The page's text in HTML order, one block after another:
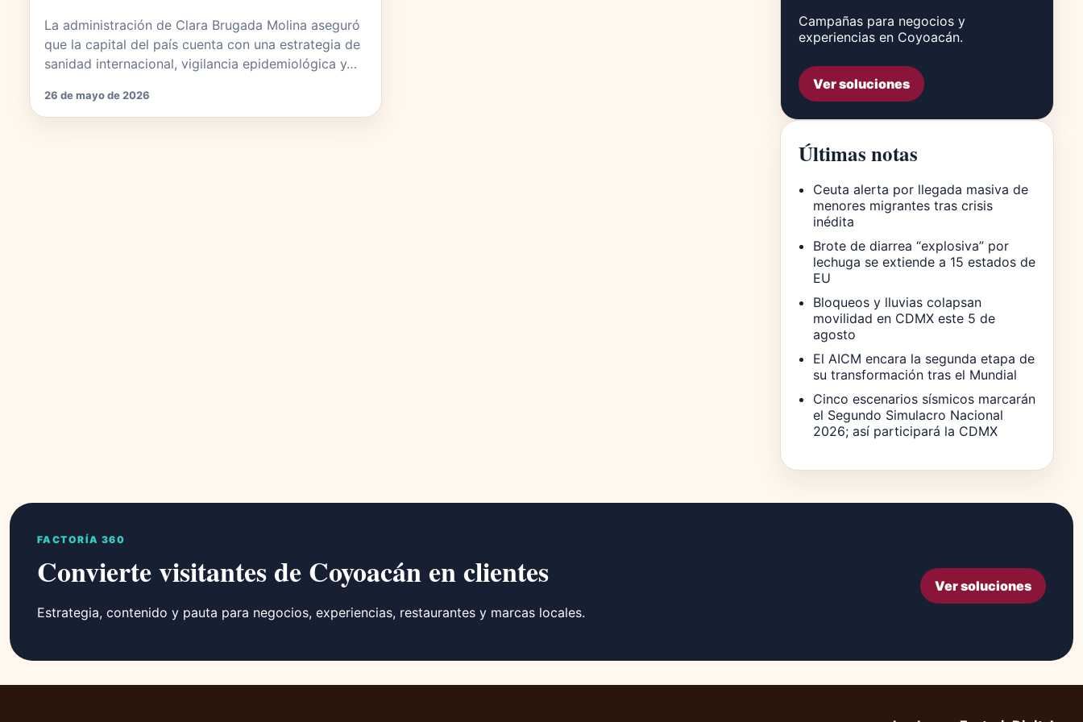
La administración de Clara Brugada Molina aseguró
que la capital del país cuenta con una estrategia de
sanidad internacional, vigilancia epidemiológica y…
26 de mayo de 2026
Campañas para negocios y
experiencias en Coyoacán.
Ver soluciones
Últimas notas
Ceuta alerta por llegada masiva de
menores migrantes tras crisis
inédita
Brote de diarrea “explosiva” por
lechuga se extiende a 15 estados de
EU
Bloqueos y lluvias colapsan
movilidad en CDMX este 5 de
agosto
El AICM encara la segunda etapa de
su transformación tras el Mundial
Cinco escenarios sísmicos marcarán
el Segundo Simulacro Nacional
2026; así participará la CDMX
FACTORÍA 360
Convierte visitantes de Coyoacán en clientes
Estrategia, contenido y pauta para negocios, experiencias, restaurantes y marcas locales.
Ver soluciones